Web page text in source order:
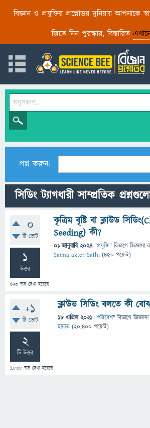
বিজ্ঞান ও প্রযুক্তির প্রশ্নোত্তর দুনিয়ায় আপনাকে
জিতে নিন পুরস্কার, বিস্তারিত
প্রশ্ন করুন:
সিডিং ট্যাগধারী সাম্প্রতিক
0
টি ভোট
1
উত্তর
423 বার দেখা হয়েছে
কৃত্রিম বৃষ্টি বা ক্লাউড
Seeding) কী?
01 জানুয়ারি 2024 "প্রযুক্তি" বিভাগে জিজ্ঞাসা
Saima akter Sathi (450 পয়েন্ট)
+1
টি ভোট
2
টি উত্তর
1,868 বার দেখা হয়েছে
ক্লাউড সিডিং বলতে কী
18 এপ্রিল 2021 "পরিবেশ" বিভাগে জিজ্ঞাসা
হায়াত (20,400 পয়েন্ট)